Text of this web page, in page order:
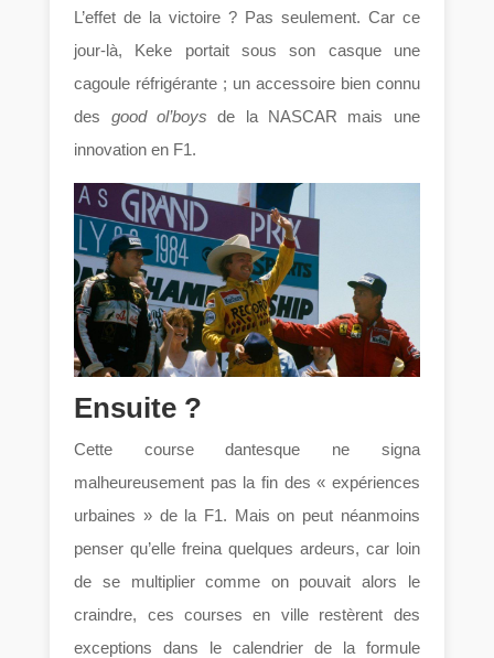
L’effet de la victoire ? Pas seulement. Car ce
jour-là, Keke portait sous son casque une
cagoule réfrigérante ; un accessoire bien connu
des good ol’boys de la NASCAR mais une
innovation en F1.
Ensuite ?
Cette course dantesque ne signa
malheureusement pas la fin des « expériences
urbaines » de la F1. Mais on peut néanmoins
penser qu’elle freina quelques ardeurs, car loin
de se multiplier comme on pouvait alors le
craindre, ces courses en ville restèrent des
exceptions dans le calendrier de la formule